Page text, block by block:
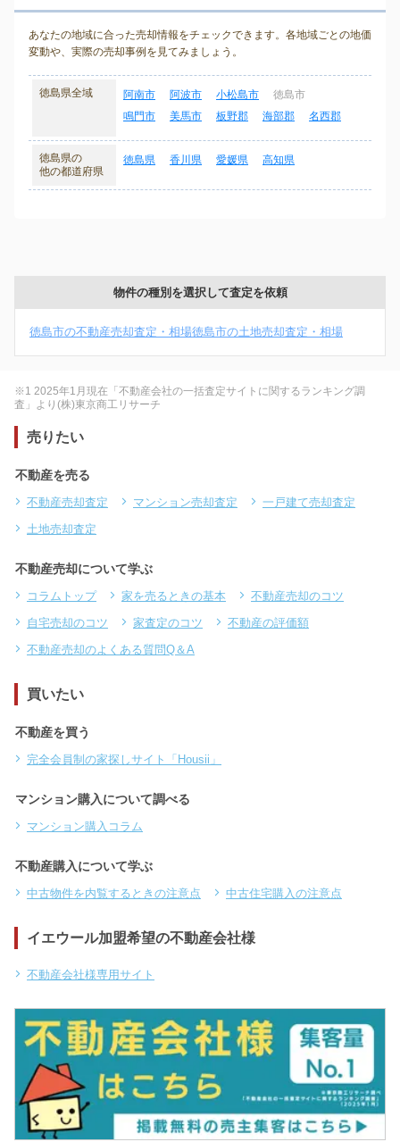
あなたの地域に合った売却情報をチェックできます。各地域ごとの地価
変動や、実際の売却事例を見てみましょう。
徳島県全域 阿南市 阿波市 小松島市
徳島市
鳴門市
美馬市 板野郡 海部郡 名西郡
徳島県の
他の都道府県
徳島県 香川県 愛媛県 高知県
物件の種別を選択して査定を依頼
徳島市の不動産売却査定・相場徳島市の土地売却査定・相場
※1 2025年1月現在「不動産会社の一括査定サイトに関するランキング調
査」より(株)東京商工リサーチ
売りたい
不動産を売る
不動産売却査定 マンション売却査定
一戸建て売却査定
土地売却査定
不動産売却について学ぶ
コラムトップ 家を売るときの基本
不動産売却のコツ
自宅売却のコツ
家査定のコツ
不動産の評価額
不動産売却のよくある質問Q＆A
買いたい
不動産を買う
完全会員制の家探しサイト「Housii」
マンション購入について調べる
マンション購入コラム
不動産購入について学ぶ
中古物件を内覧するときの注意点 中古住宅購入の注意点
イエウール加盟希望の不動産会社様
不動産会社様専用サイト